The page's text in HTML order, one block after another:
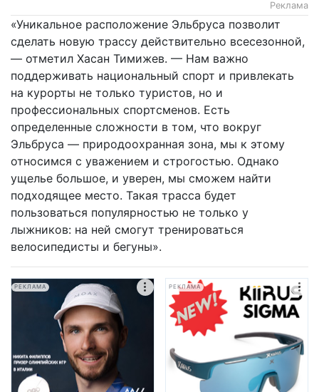
Реклама
«Уникальное расположение Эльбруса позволит
сделать новую трассу действительно всесезонной,
— отметил Хасан Тимижев. — Нам важно
поддерживать национальный спорт и привлекать
на курорты не только туристов, но и
профессиональных спортсменов. Есть
определенные сложности в том, что вокруг
Эльбруса — природоохранная зона, мы к этому
относимся с уважением и строгостью. Однако
ущелье большое, и уверен, мы сможем найти
подходящее место. Такая трасса будет
пользоваться популярностью не только у
лыжников: на ней смогут тренироваться
велосипедисты и бегуны».
РЕКЛАМА РЕКЛАМА